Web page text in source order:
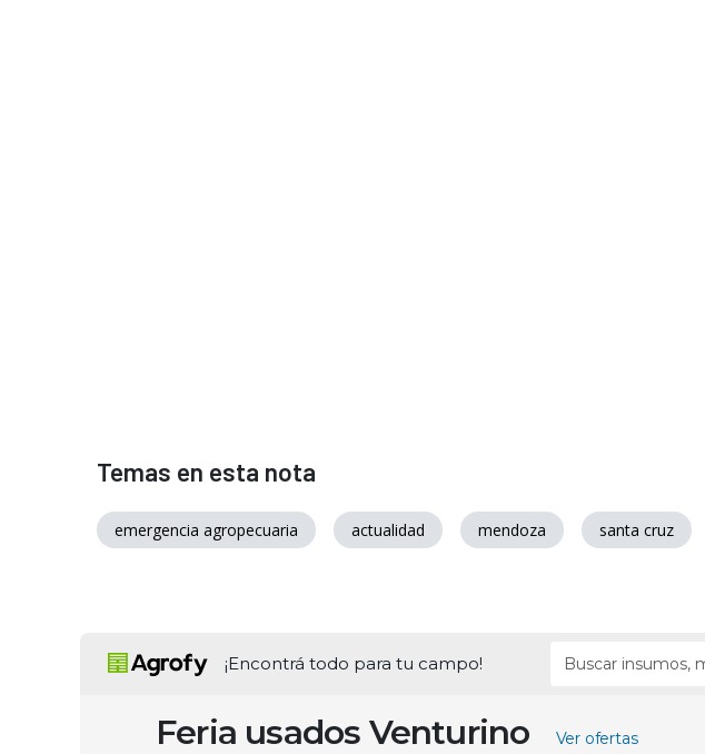
Temas en esta nota
emergencia agropecuaria actualidad mendoza santa cruz
¡Encontrá todo para tu campo!
Feria usados Venturino Ver ofertas